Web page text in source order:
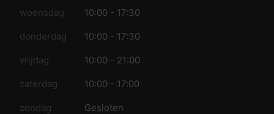
woensdag 10:00 - 17:30
donderdag 10:00 - 17:30
vrijdag 10:00 - 21:00
zaterdag 10:00 - 17:00
zondag Gesloten